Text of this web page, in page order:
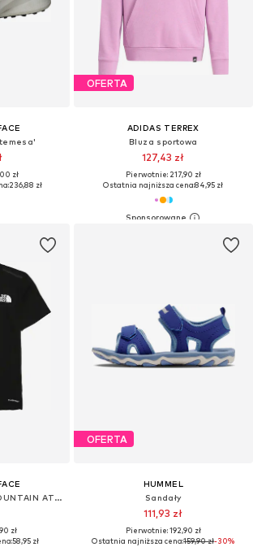
zł
236,88 zł
OFERTA
ADIDAS TERREX
Bluza sportowa
127,43 zł
Pierwotnie: 217,90 zł
Ostatnia najniższa cena:84,95 zł
Koszulka funkcyjna 'MOUNTAIN ATHLETICS'
zł
58,95 zł
OFERTA
HUMMEL
Sandały
111,93 zł
Pierwotnie: 192,90 zł
Ostatnia najniższa cena:159,90 zł-30%